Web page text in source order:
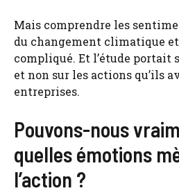
Mais comprendre les
du changement climatique
compliqué. Et l’étude portait
et non sur les actions qu’ils
entreprises.
Pouvons-nous
quelles émotions
l’action ?